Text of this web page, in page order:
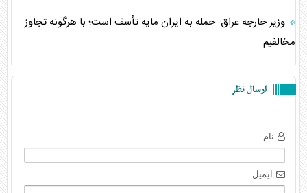
وزیر خارجه عراق: حمله به ایران مایه تأسف است؛ با هرگونه تجاوز
مخالفیم
ارسال نظر
نام
ایمیل